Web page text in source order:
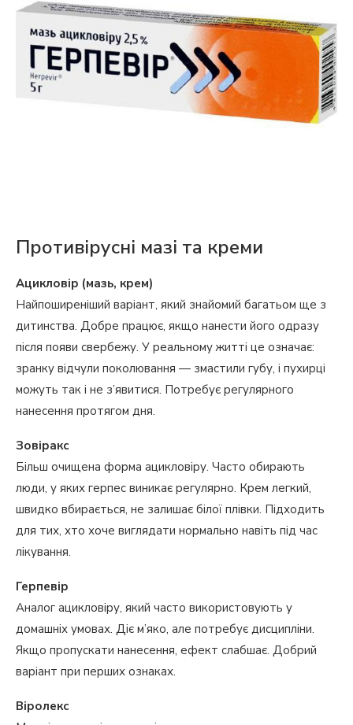
Противірусні мазі та креми
Ацикловір (мазь, крем)
Найпоширеніший варіант, який знайомий багатьом ще з
дитинства. Добре працює, якщо нанести його одразу
після появи свербежу. У реальному житті це означає:
зранку відчули поколювання — змастили губу, і пухирці
можуть так і не з’явитися. Потребує регулярного
нанесення протягом дня.
Зовіракс
Більш очищена форма ацикловіру. Часто обирають
люди, у яких герпес виникає регулярно. Крем легкий,
швидко вбирається, не залишає білої плівки. Підходить
для тих, хто хоче виглядати нормально навіть під час
лікування.
Герпевір
Аналог ацикловіру, який часто використовують у
домашніх умовах. Діє м’яко, але потребує дисципліни.
Якщо пропускати нанесення, ефект слабшає. Добрий
варіант при перших ознаках.
Віролекс